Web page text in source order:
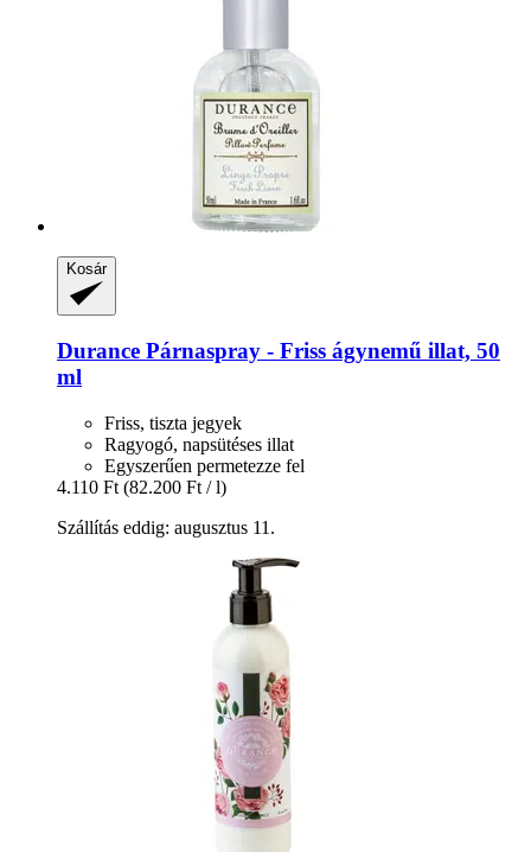
Kosár
Durance Párnaspray -​ Friss ágynemű illat, 50
ml
Friss, tiszta jegyek
Ragyogó, napsütéses illat
Egyszerűen permetezze fel
4.110 Ft (82.200 Ft / l)
Szállítás eddig: augusztus 11.